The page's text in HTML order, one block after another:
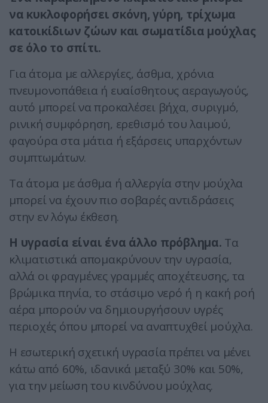
να κυκλοφορήσει σκόνη, γύρη, τρίχωμα
κατοικίδιων ζώων και σωματίδια μούχλας
σε όλο το σπίτι.
Για άτομα με αλλεργίες, άσθμα, χρόνια
πνευμονοπάθεια ή ευαίσθητους αεραγωγούς,
αυτό μπορεί να προκαλέσει βήχα, συριγμό,
ρινική συμφόρηση, ερεθισμό του λαιμού,
φαγούρα στα μάτια ή εξάρσεις υπαρχόντων
συμπτωμάτων.
Τα άτομα με άσθμα ή αλλεργία στην μούχλα
μπορεί να έχουν πιο σοβαρές αντιδράσεις
στην εν λόγω έκθεση.
Η υγρασία είναι ένα άλλο πρόβλημα. Τα
κλιματιστικά απομακρύνουν την υγρασία,
αλλά οι φραγμένες γραμμές αποχέτευσης, τα
βρώμικα πηνία, το στάσιμο νερό ή η κακή ροή
αέρα μπορούν να δημιουργήσουν υγρές
περιοχές όπου μπορεί να αναπτυχθεί μούχλα.
Η εσωτερική σχετική υγρασία πρέπει να μένει
κάτω από 60%, ιδανικά μεταξύ 30% και 50%,
για την μείωση του κινδύνου μούχλας.